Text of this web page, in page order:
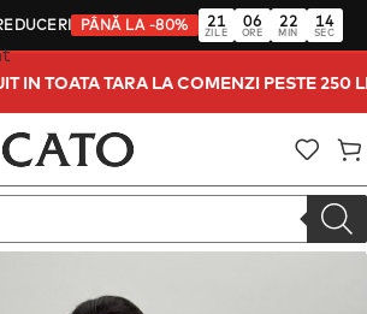
PÂNĂ LA -80% 21
ZILE
06
ORE
22
MIN
14
SEC
IN TOATA TARA LA COMENZI PESTE